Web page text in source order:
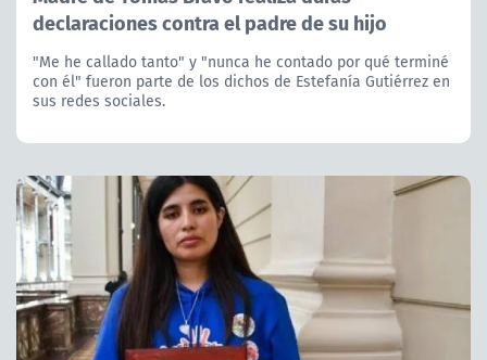
declaraciones contra el padre de su hijo
"Me he callado tanto" y "nunca he contado por qué terminé
con él" fueron parte de los dichos de Estefanía Gutiérrez en
sus redes sociales.